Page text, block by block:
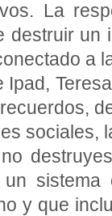
La
destruir un
a
sociales,
sistema
y que